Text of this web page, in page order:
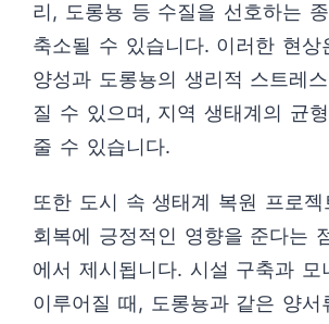
리, 도롱뇽 등 수질을 선호하는
축소될 수 있습니다. 이러한 현상
양성과 도롱뇽의 생리적 스트레
질 수 있으며, 지역 생태계의 균
줄 수 있습니다.
또한 도시 속 생태계 복원 프로젝
회복에 긍정적인 영향을 준다는
에서 제시됩니다. 시설 구축과 모
이루어질 때, 도롱뇽과 같은 양서